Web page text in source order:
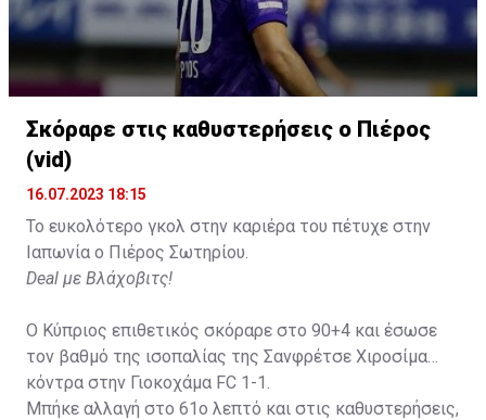
Σκόραρε στις καθυστερήσεις ο Πιέρος
(vid)
16.07.2023 18:15
Το ευκολότερο γκολ στην καριέρα του πέτυχε στην
Ιαπωνία ο Πιέρος Σωτηρίου.
Deal με Βλάχοβιτς!
Ο Κύπριος επιθετικός σκόραρε στο 90+4 και έσωσε
τον βαθμό της ισοπαλίας της Σανφρέτσε Χιροσίμα
κόντρα στην Γιοκοχάμα FC 1-1.
Μπήκε αλλαγή στο 61ο λεπτό και στις καθυστερήσεις,